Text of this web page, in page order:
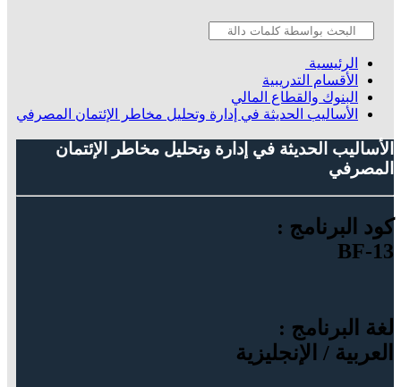
الرئيسية
الأقسام التدريبية
البنوك والقطاع المالي
الأساليب الحديثة في إدارة وتحليل مخاطر الإئتمان المصرفي
الأساليب الحديثة في إدارة وتحليل مخاطر الإئتمان
المصرفي
كود البرنامج :
BF-13
لغة البرنامج :
العربية / الإنجليزية